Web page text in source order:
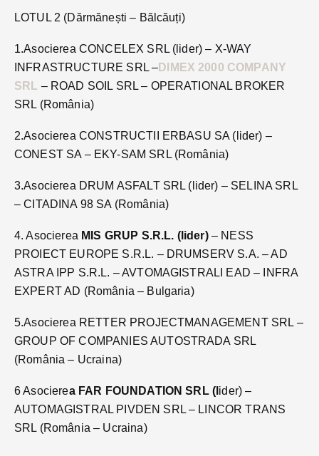
LOTUL 2 (Dărmănești – Bălcăuți)
1.Asocierea CONCELEX SRL (lider) – X-WAY
INFRASTRUCTURE SRL –DIMEX 2000 COMPANY
SRL – ROAD SOIL SRL – OPERATIONAL BROKER
SRL (România)
2.Asocierea CONSTRUCTII ERBASU SA (lider) –
CONEST SA – EKY-SAM SRL (România)
3.Asocierea DRUM ASFALT SRL (lider) – SELINA SRL
– CITADINA 98 SA (România)
4. Asocierea MIS GRUP S.R.L. (lider) – NESS
PROIECT EUROPE S.R.L. – DRUMSERV S.A. – AD
ASTRA IPP S.R.L. – AVTOMAGISTRALI EAD – INFRA
EXPERT AD (România – Bulgaria)
5.Asocierea RETTER PROJECTMANAGEMENT SRL –
GROUP OF COMPANIES AUTOSTRADA SRL
(România – Ucraina)
6 Asocierea FAR FOUNDATION SRL (l ider) –
AUTOMAGISTRAL PIVDEN SRL – LINCOR TRANS
SRL (România – Ucraina)